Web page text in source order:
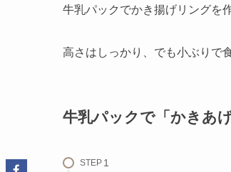
牛乳パックでかき揚げリングを
高さはしっかり、でも小ぶりで
牛乳パックで「かきあ
STEP